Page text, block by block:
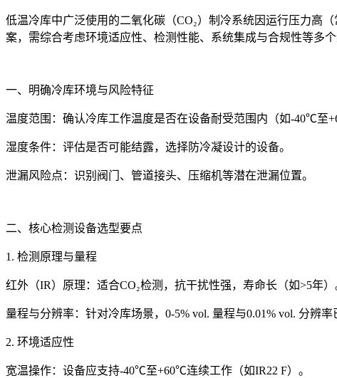
低温冷库中广泛使用的二氧化碳（CO₂）制冷系统因运行压力高
案，需综合考虑环境适应性、检测性能、系统集成与合规性等多
一、明确冷库环境与风险特征
温度范围：确认冷库工作温度是否在设备耐受范围内（如-40℃至
湿度条件：评估是否可能结露，选择防冷凝设计的设备。
泄漏风险点：识别阀门、管道接头、压缩机等潜在泄漏位置。
二、核心检测设备选型要点
1. 检测原理与量程
红外（IR）原理：适合CO₂检测，抗干扰性强，寿命长（如>5年）
量程与分辨率：针对冷库场景，0-5% vol. 量程与0.01% vol. 分辨率
2. 环境适应性
宽温操作：设备应支持-40℃至+60℃连续工作（如IR22 F）。